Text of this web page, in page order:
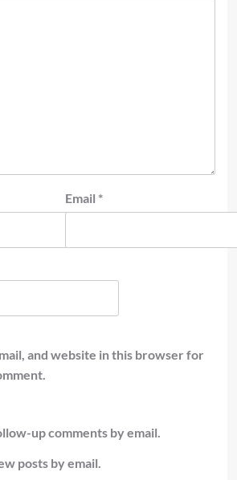
Email *
and website in this browser for
up comments by email.
posts by email.